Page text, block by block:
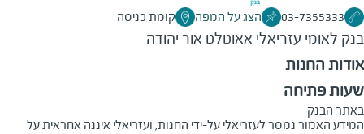
03-7355333 הצג על המפה קומת כניסה
בנק לאומי עזריאלי אאוטלט אור יהודה
אודות החנות
שעות פתיחה
באתר הבנק
המידע האמור נמסר לעזריאלי על-ידי החנות, ועזריאלי איננה אחראית על